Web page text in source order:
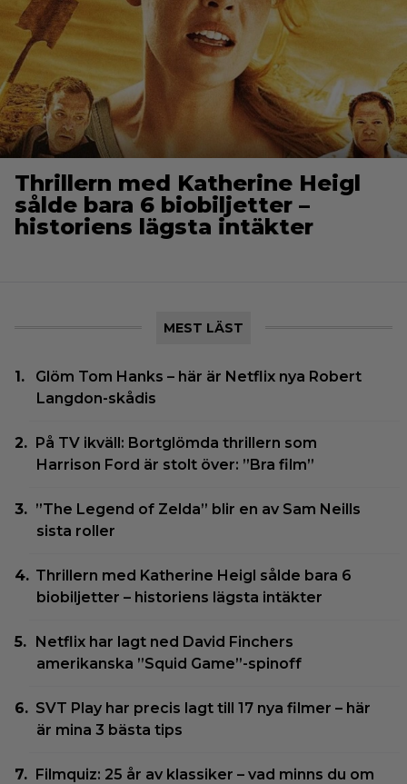
Thrillern med Katherine Heigl
sålde bara 6 biobiljetter –
historiens lägsta intäkter
MEST LÄST
Glöm Tom Hanks – här är Netflix nya Robert
Langdon-skådis
På TV ikväll: Bortglömda thrillern som
Harrison Ford är stolt över: ”Bra film”
”The Legend of Zelda” blir en av Sam Neills
sista roller
Thrillern med Katherine Heigl sålde bara 6
biobiljetter – historiens lägsta intäkter
Netflix har lagt ned David Finchers
amerikanska ”Squid Game”-spinoff
SVT Play har precis lagt till 17 nya filmer – här
är mina 3 bästa tips
Filmquiz: 25 år av klassiker – vad minns du om